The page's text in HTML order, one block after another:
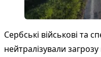
Сербські військові та
нейтралізували